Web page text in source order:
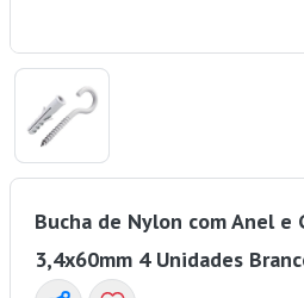
Bucha de Nylon com Anel e
3,4x60mm 4 Unidades